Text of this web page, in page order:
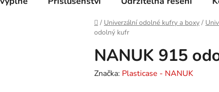
Domů
/ Univerzální odolné kufry a boxy /
odolný kufr
NANUK 915
Značka: Plasticase - NANUK